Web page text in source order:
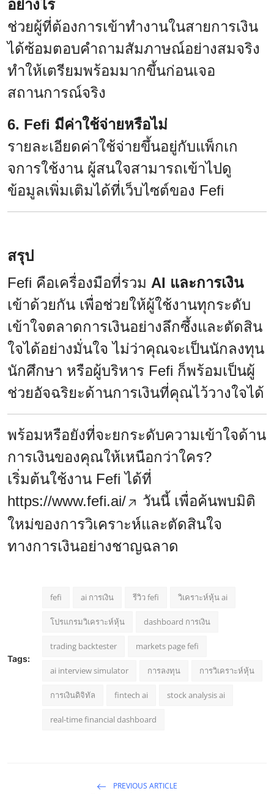
อย่างไร
ช่วยผู้ที่ต้องการเข้าทำงานในสายการเงิน
ได้ซ้อมตอบคำถามสัมภาษณ์อย่างสมจริง
ทำให้เตรียมพร้อมมากขึ้นก่อนเจอ
สถานการณ์จริง
6. Fefi มีค่าใช้จ่ายหรือไม่
รายละเอียดค่าใช้จ่ายขึ้นอยู่กับแพ็กเก
จการใช้งาน ผู้สนใจสามารถเข้าไปดู
ข้อมูลเพิ่มเติมได้ที่เว็บไซต์ของ Fefi
สรุป
Fefi คือเครื่องมือที่รวม AI และการเงิน
เข้าด้วยกัน เพื่อช่วยให้ผู้ใช้งานทุกระดับ
เข้าใจตลาดการเงินอย่างลึกซึ้งและตัดสิน
ใจได้อย่างมั่นใจ ไม่ว่าคุณจะเป็นนักลงทุน
นักศึกษา หรือผู้บริหาร Fefi ก็พร้อมเป็นผู้
ช่วยอัจฉริยะด้านการเงินที่คุณไว้วางใจได้
พร้อมหรือยังที่จะยกระดับความเข้าใจด้าน
การเงินของคุณให้เหนือกว่าใคร?
เริ่มต้นใช้งาน Fefi ได้ที่
https://www.fefi.ai/
วันนี้ เพื่อค้นพบมิติ
ใหม่ของการวิเคราะห์และตัดสินใจ
ทางการเงินอย่างชาญฉลาด
Tags:
fefi ai การเงิน รีวิว fefi วิเคราะห์หุ้น ai
โปรแกรมวิเคราะห์หุ้น dashboard การเงิน
trading backtester markets page fefi
ai interview simulator การลงทุน การวิเคราะห์หุ้น
การเงินดิจิทัล fintech ai stock analysis ai
real-time financial dashboard
PREVIOUS ARTICLE